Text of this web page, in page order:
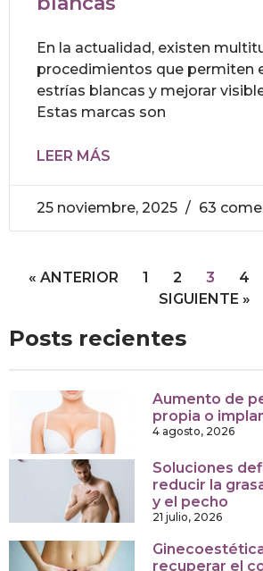
En la actualidad, existen
procedimientos que permiten
estrías blancas y mejorar
Estas marcas son
LEER MÁS
25 noviembre, 2025 63
« ANTERIOR 1 2 3 4
SIGUIENTE »
Posts recientes
Aumento de
propia o
4 agosto, 2026
Soluciones
reducir la
y el pecho
21 julio, 2026
recuperar el